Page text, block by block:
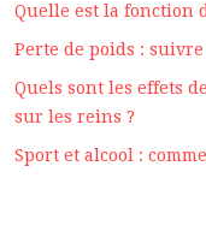
Quelle est la fonction
Perte de poids :
Quels sont les effets
sur les reins ?
Sport et alcool :